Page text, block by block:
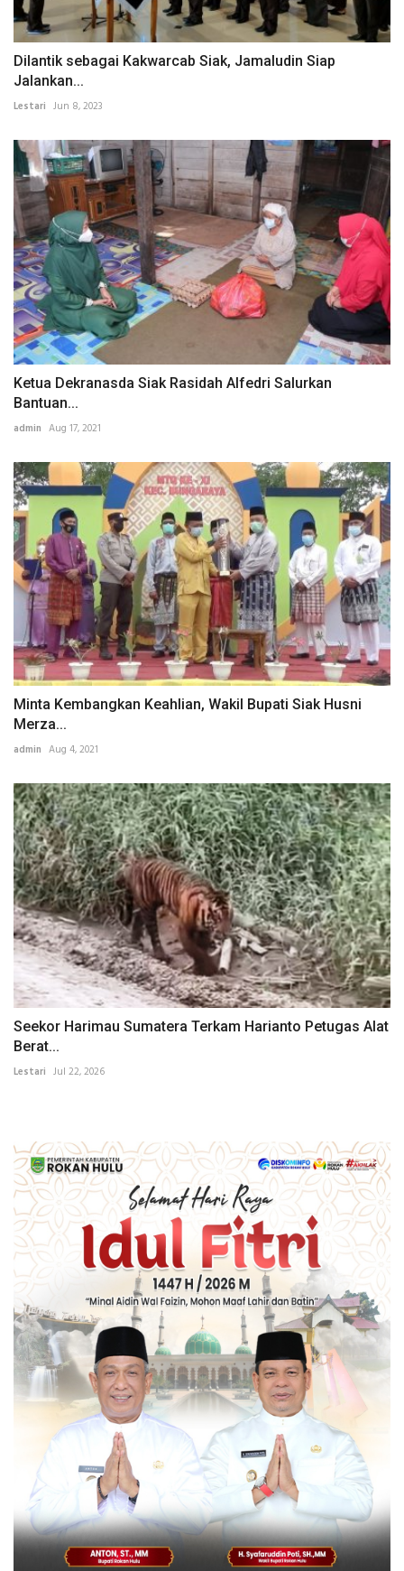
Dilantik sebagai Kakwarcab Siak, Jamaludin Siap
Jalankan...
Lestari Jun 8, 2023
Ketua Dekranasda Siak Rasidah Alfedri Salurkan
Bantuan...
admin Aug 17, 2021
Minta Kembangkan Keahlian, Wakil Bupati Siak Husni
Merza...
admin Aug 4, 2021
Seekor Harimau Sumatera Terkam Harianto Petugas Alat
Berat...
Lestari Jul 22, 2026